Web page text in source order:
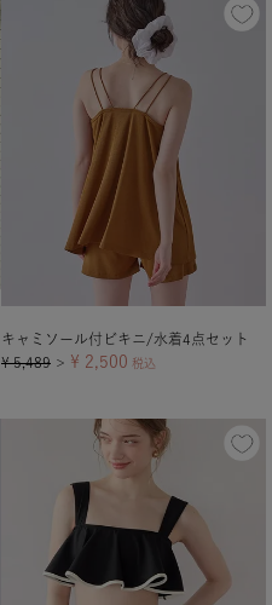
キャミソール付ビキニ/水着4点セット
¥ 5,489 ＞ ¥ 2,500 税込